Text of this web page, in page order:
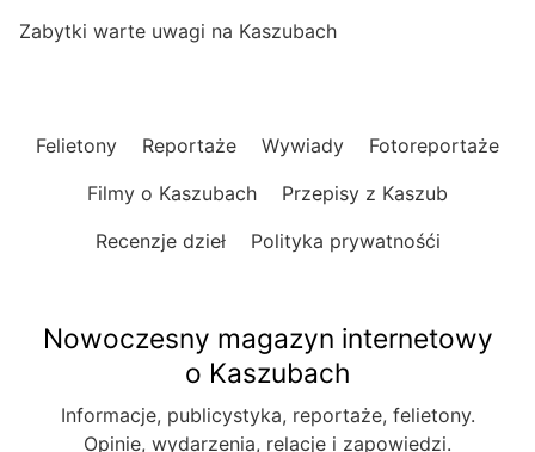
Zabytki warte uwagi na Kaszubach
Felietony Reportaże Wywiady
Fotoreportaże
Filmy o Kaszubach
Przepisy z Kaszub
Recenzje dzieł
Polityka prywatnośći
Nowoczesny magazyn internetowy
o Kaszubach
Informacje, publicystyka, reportaże, felietony.
Opinie, wydarzenia, relacje i zapowiedzi.